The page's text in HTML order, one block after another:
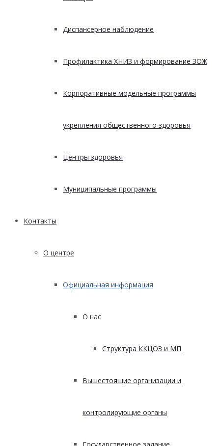
Диспансерное наблюдение
Профилактика ХНИЗ и формирование ЗОЖ
Корпоративные модельные программы
укрепления общественного здоровья
Центры здоровья
Муниципальные программы
Контакты
О центре
Официальная информация
О нас
Структура ККЦОЗ и МП
Вышестоящие организации и
контролирующие органы